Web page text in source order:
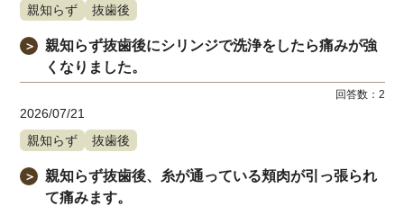
親知らず
抜歯後
＞
親知らず抜歯後にシリンジで洗浄をしたら痛みが強
くなりました。
回答数： 2
2026/07/21
親知らず
抜歯後
＞
親知らず抜歯後、糸が通っている頬肉が引っ張られ
て痛みます。